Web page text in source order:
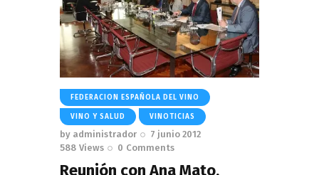
FEDERACION ESPAÑOLA DEL VINO
VINO Y SALUD VINOTICIAS
by administrador
7 junio 2012
588 Views 0 Comments
Reunión con Ana Mato,